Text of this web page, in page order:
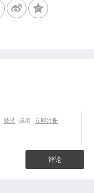
登录 或者 立即注册
评论